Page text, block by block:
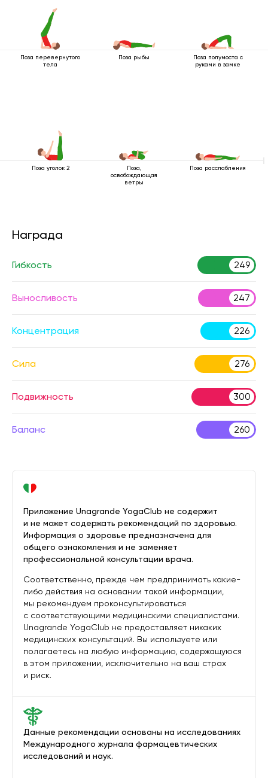
Поза перевернутого
тела
Поза рыбы
Поза полумоста с
руками в замке
Поза уголок 2
Поза,
освобождающая
ветры
Поза расслабления
Награда
Гибкость 249
Выносливость 247
Концентрация 226
Сила 276
Подвижность 300
Баланс 260
Данные рекомендации основаны на исследованиях
Международного журнала фармацевтических
исследований и наук.
Приложение Unagrande YogaClub не содержит
и не может содержать рекомендаций по здоровью.
Информация о здоровье предназначена для
общего ознакомления и не заменяет
профессиональной консультации врача.
Соответственно, прежде чем предпринимать какие-
либо действия на основании такой информации,
мы рекомендуем проконсультироваться
с соответствующими медицинскими специалистами.
Unagrande YogaClub не предоставляет никаких
медицинских консультаций. Вы используете или
полагаетесь на любую информацию, содержащуюся
в этом приложении, исключительно на ваш страх
и риск.